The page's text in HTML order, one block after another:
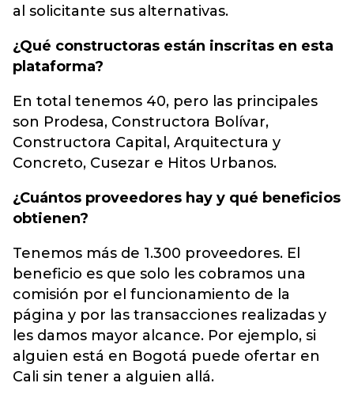
al solicitante sus alternativas.
¿Qué constructoras están inscritas en esta
plataforma?
En total tenemos 40, pero las principales
son Prodesa, Constructora Bolívar,
Constructora Capital, Arquitectura y
Concreto, Cusezar e Hitos Urbanos.
¿Cuántos proveedores hay y qué beneficios
obtienen?
Tenemos más de 1.300 proveedores. El
beneficio es que solo les cobramos una
comisión por el funcionamiento de la
página y por las transacciones realizadas y
les damos mayor alcance. Por ejemplo, si
alguien está en Bogotá puede ofertar en
Cali sin tener a alguien allá.